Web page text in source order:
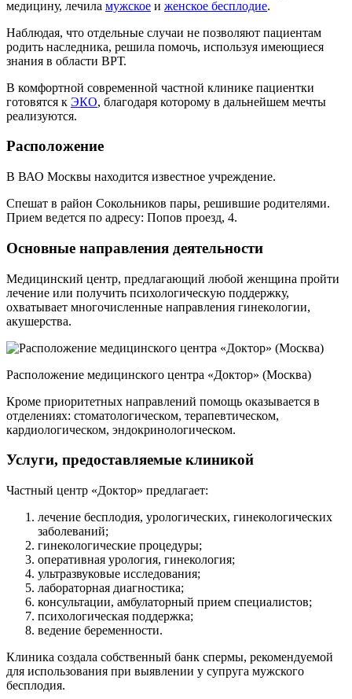
медицину, лечила мужское и женское бесплодие.
Наблюдая, что отдельные случаи не позволяют пациентам
родить наследника, решила помочь, используя имеющиеся
знания в области ВРТ.
В комфортной современной частной клинике пациентки
готовятся к ЭКО, благодаря которому в дальнейшем мечты
реализуются.
Расположение
В ВАО Москвы находится известное учреждение.
Спешат в район Сокольников пары, решившие родителями.
Прием ведется по адресу: Попов проезд, 4.
Основные направления деятельности
Медицинский центр, предлагающий любой женщина пройти
лечение или получить психологическую поддержку,
охватывает многочисленные направления гинекологии,
акушерства.
Расположение медицинского центра «Доктор» (Москва)
Кроме приоритетных направлений помощь оказывается в
отделениях: стоматологическом, терапевтическом,
кардиологическом, эндокринологическом.
Услуги, предоставляемые клиникой
Частный центр «Доктор» предлагает:
лечение бесплодия, урологических, гинекологических
заболеваний;
гинекологические процедуры;
оперативная урология, гинекология;
ультразвуковые исследования;
лабораторная диагностика;
консультации, амбулаторный прием специалистов;
психологическая поддержка;
ведение беременности.
Клиника создала собственный банк спермы, рекомендуемой
для использования при выявлении у супруга мужского
бесплодия.